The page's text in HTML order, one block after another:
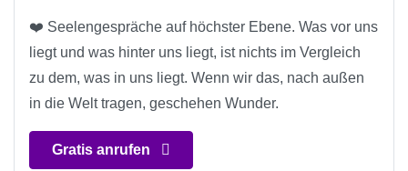
❤️ Seelengespräche auf höchster Ebene. Was vor uns
liegt und was hinter uns liegt, ist nichts im Vergleich
zu dem, was in uns liegt. Wenn wir das, nach außen
in die Welt tragen, geschehen Wunder.
Gratis anrufen